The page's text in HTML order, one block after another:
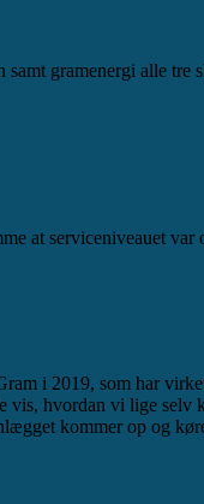
gramenergi alle
at serviceniveauet var
i 2019, som har
hvordan vi lige
kommer op og